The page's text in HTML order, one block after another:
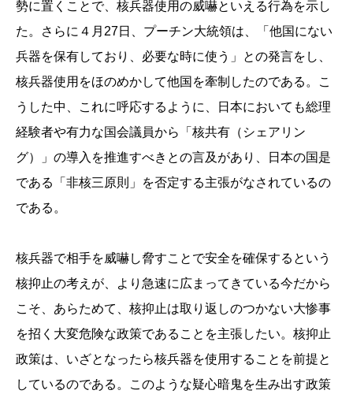
勢に置くことで、核兵器使用の威嚇といえる行為を示し
た。さらに４月27日、プーチン大統領は、「他国にない
兵器を保有しており、必要な時に使う」との発言をし、
核兵器使用をほのめかして他国を牽制したのである。こ
うした中、これに呼応するように、日本においても総理
経験者や有力な国会議員から「核共有（シェアリン
グ）」の導入を推進すべきとの言及があり、日本の国是
である「非核三原則」を否定する主張がなされているの
である。
核兵器で相手を威嚇し脅すことで安全を確保するという
核抑止の考えが、より急速に広まってきている今だから
こそ、あらためて、核抑止は取り返しのつかない大惨事
を招く大変危険な政策であることを主張したい。核抑止
政策は、いざとなったら核兵器を使用することを前提と
しているのである。このような疑心暗鬼を生み出す政策